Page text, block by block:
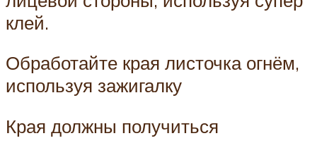
клей.
Обработайте края листочка огнём,
используя зажигалку
Края должны получиться